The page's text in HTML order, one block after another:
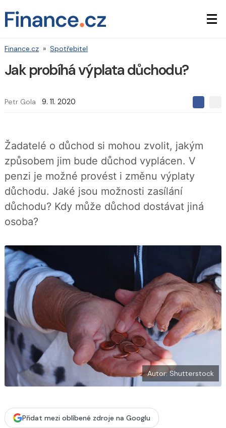
Finance.cz » Spotřebitel
Jak probíhá výplata důchodu?
Petr Gola 9. 11. 2020
S
l
e
t
S
j
e
u
Žadatelé o důchod si mohou zvolit, jakým
způsobem jim bude důchod vyplácen. V
penzi je možné provést i změnu výplaty
důchodu. Jaké jsou možnosti zasílání
důchodu? Kdy může důchod dostávat jiná
osoba?
Autor: Shutterstock
Přidat mezi oblíbené zdroje na Googlu